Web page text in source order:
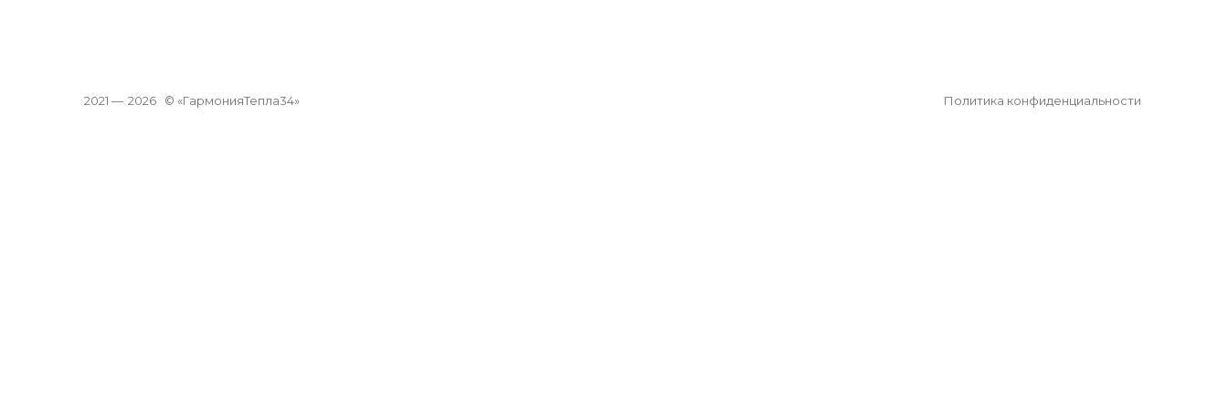
Политика конфиденциальности
© «ГармонияТепла34»
2026
2021 —